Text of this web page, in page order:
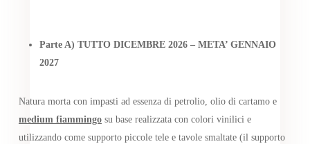
Parte A) TUTTO DICEMBRE 2026 – META’ GENNAIO
2027
Natura morta con impasti ad essenza di petrolio, olio di cartamo e
medium fiammingosu base realizzata con colori vinilici e
utilizzando come supporto piccole tele e tavole smaltate (il supporto